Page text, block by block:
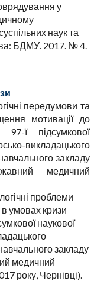
у
наук та
БДМУ. 2017. № 4.
передумови та
мотивації до
ї підсумкової
викладацького
закладу
медичний
проблеми
умовах кризи
наукової
закладу
медичний
року, Чернівці).